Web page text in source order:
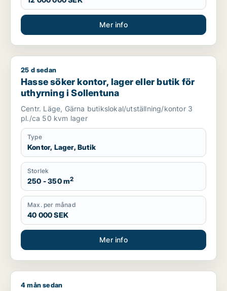
Mer info
Hasse söker kontor, lager eller butik för uthyrning i
25 d sedan
Hasse söker kontor, lager eller butik för
uthyrning i Sollentuna
Centr. Läge, Gärna butikslokal/utställning/kontor 3
pl./ca 50 kvm lager
Type
Kontor, Lager, Butik
Storlek
250 - 350 m2
Max. per månad
40 000 SEK
Mer info
Per söker lager, fastighetsmark eller garage till salu i
4 mån sedan